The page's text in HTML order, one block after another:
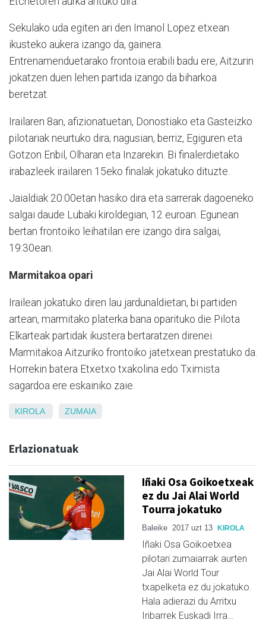
Sekulako uda egiten ari den Imanol Lopez etxean
ikusteko aukera izango da, gainera.
Entrenamenduetarako frontoia erabili badu ere, Aitzurin
jokatzen duen lehen partida izango da biharkoa
beretzat.
Irailaren 8an, afizionatuetan, Donostiako eta Gasteizko
pilotariak neurtuko dira; nagusian, berriz, Egiguren eta
Gotzon Enbil, Olharan eta Inzarekin. Bi finalerdietako
irabazleek irailaren 15eko finalak jokatuko dituzte.
Jaialdiak 20:00etan hasiko dira eta sarrerak dagoeneko
salgai daude Lubaki kiroldegian, 12 euroan. Egunean
bertan frontoiko leihatilan ere izango dira salgai,
19:30ean.
Marmitakoa opari
Irailean jokatuko diren lau jardunaldietan, bi partiden
artean, marmitako platerka bana oparituko die Pilota
Elkarteak partidak ikustera bertaratzen direnei.
Marmitakoa Aitzuriko frontoiko jatetxean prestatuko da.
Horrekin batera Etxetxo txakolina edo Tximista
sagardoa ere eskainiko zaie.
KIROLA ZUMAIA
Erlazionatuak
Iñaki Osa Goikoetxeak
ez du Jai Alai World
Tourra jokatuko
Baleike 2017 uzt 13 KIROLA
Iñaki Osa Goikoetxea
pilotari zumaiarrak aurten
Jai Alai World Tour
txapelketa ez du jokatuko.
Hala adierazi du Arritxu
Iribarrek Euskadi Irra…